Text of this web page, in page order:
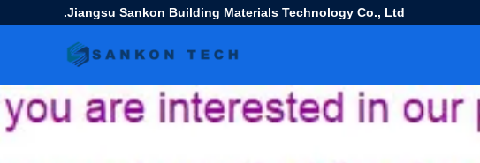
Jiangsu Sankon Building Materials Technology Co., Ltd.